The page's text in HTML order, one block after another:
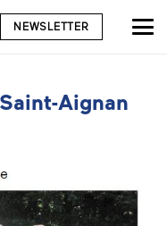
NEWSLETTER
Aignan